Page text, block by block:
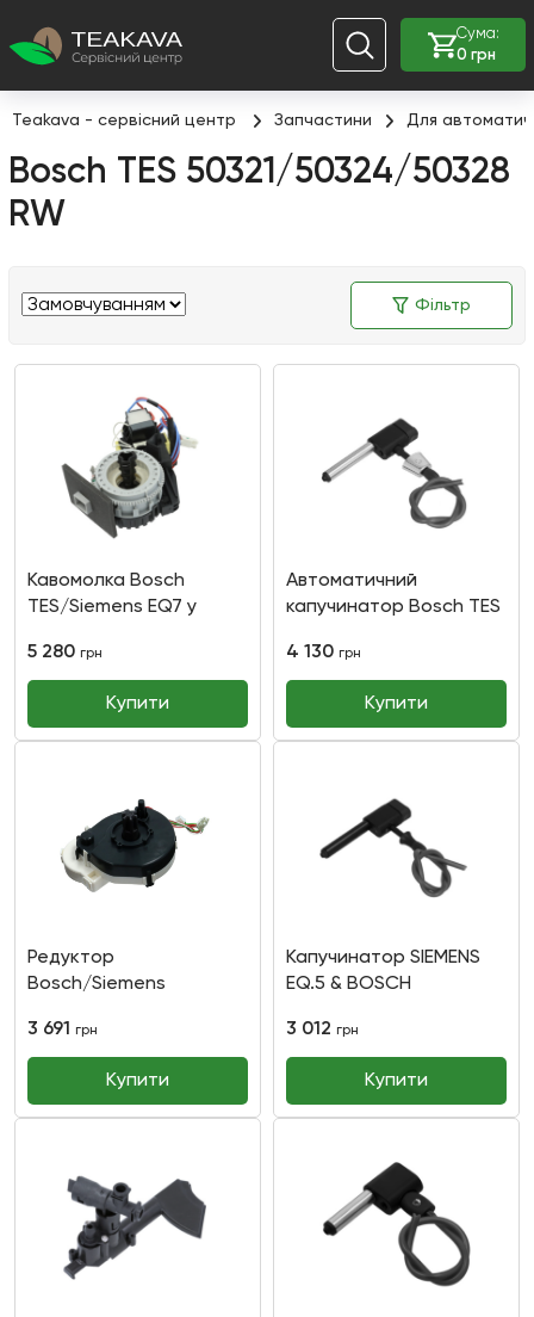
Сума:
0 грн
Teakava - сервісний центр Запчастини Для
Bosch TES 50321/50324/50328
RW
Фільтр
Кавомолка Bosch
TES/Siemens EQ7 у
5 280 грн
Купити
Автоматичний
капучинатор Bosch TES
4 130 грн
Купити
Редуктор
Bosch/Siemens
3 691 грн
Купити
Капучинатор SIEMENS
EQ.5 & BOSCH
3 012 грн
Купити